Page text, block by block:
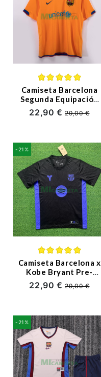
Camiseta Barcelona
Segunda Equipación
Retro 2006/07
Naranja
22,90 €29,00 €
-21%
Camiseta Barcelona x
Kobe Bryant Pre-
Match 2025/2026
Negro/Morado
22,90 €29,00 €
-21%